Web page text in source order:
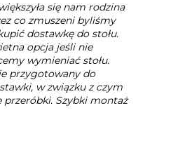
się nam rodzina
co zmuszeni byliśmy
dostawkę do stołu.
opcja jeśli nie
wymieniać stołu.
przygotowany do
w związku z czym
przeróbki. Szybki montaż